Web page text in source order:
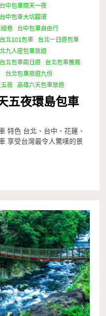
台中包車兩天一夜
台中包車大坑圓環
巷
台中包車自由行
台北101包車
台北一日遊包車
九人座包車旅遊
台北包車兩日遊
台北包車推薦
台北包車旅遊九份
夜 高雄六天包車旅遊
五夜環島包車
特色 台北、台中、花蓮、
享受台灣最令人驚嘆的景